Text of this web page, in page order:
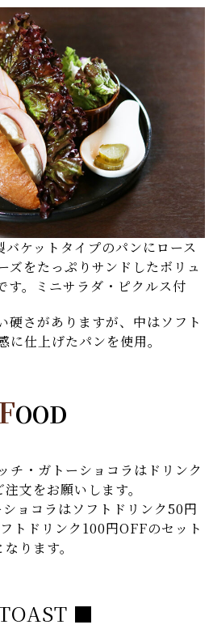
ケットタイプのパンにロース
ズをたっぷりサンドしたボリュ
す。ミニサラダ・ピクルス付
硬さがありますが、中はソフト
仕上げたパンを使用。
OOD
チ・ガトーショコラはドリンク
文をお願いします。
ョコラはソフトドリンク50円
トドリンク100円OFFのセット
なります。
■